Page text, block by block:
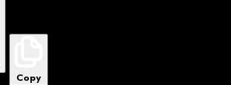
Copy